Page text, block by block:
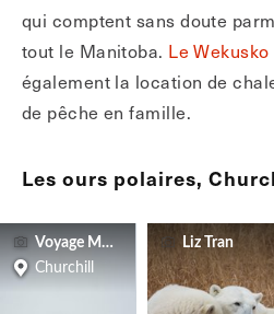
qui comptent sans doute
tout le Manitoba. Le
également la location de
de pêche en famille.
Les ours polaires,
Voyage Manitoba
Churchill
Liz Tran